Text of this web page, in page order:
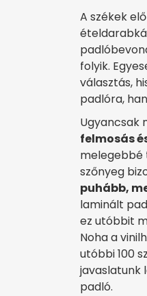
A székek
folyik.
választás,
padlóra,
Ugyancsak
felmosás
melegebbé
szőnyeg
puhább,
laminált
ez utóbbit
Noha a
utóbbi 100
javaslatunk
padló.